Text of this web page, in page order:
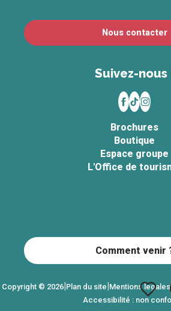
Nous contacter
Suivez-nous
Brochures
Boutique
Espace groupe
L'Office de
Copyright © 2026| Plan du site Mentions légales
Accessibilité : non
Comment venir